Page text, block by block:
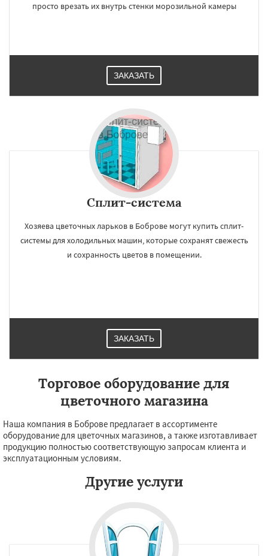
Работаем по
регионам
Большие Вяземы Быково
Восход Деденево Жилево
Зеленоградск Измайлово Икша
Ильинский Красково Лесной
Менделеевск
Михнево
Уваровка Удельная Фосфоритный
просто врезать их внутрь стенки морозильной камеры
ЗАКАЗАТЬ
Сплит-система
Хозяева цветочных ларьков в Боброве могут купить сплит-
системы для холодильных машин, которые сохранят свежесть
и сохранность цветов в помещении.
ЗАКАЗАТЬ
Торговое оборудование для
цветочного магазина
Наша компания в Боброве предлагает в ассортименте
оборудование для цветочных магазинов, а также изготавливает
продукцию полностью соответствующую запросам клиента и
эксплуатационным условиям.
Другие услуги
УЗНАТЬ ПОДРОБНЕЕ